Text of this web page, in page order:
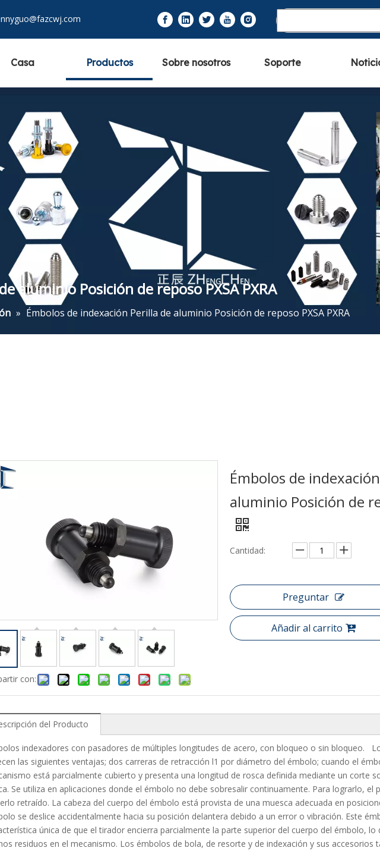
Casa Productos Sobre nosotros Soporte
aluminio Posición de reposo PXSA PXRA
» Émbolos de indexación Perilla de aluminio Posición de reposo PXSA PXRA
con:
Émbolos de
aluminio Posición de
Cantidad:
Preguntar
Añadir al carrito
del Producto
indexadores con pasadores de múltiples longitudes de acero, con bloqueo o sin bloqueo.
las siguientes ventajas; dos carreras de retracción l1 por diámetro del émbolo; cuando el
está parcialmente cubierto y presenta una longitud de rosca definida mediante un corte
Se utiliza en aplicaciones donde el émbolo no debe sobresalir continuamente. Para lograrlo, el
retraído. La cabeza del cuerpo del émbolo está provista de una muesca adecuada en
se deslice accidentalmente hacia su posición delantera debido a un error o vibración. Este
única de que el tirador encierra parcialmente la parte superior del cuerpo del émbolo, lo
residuos en el mecanismo. Los émbolos de bola, de resorte y de indexación y sus accesorios